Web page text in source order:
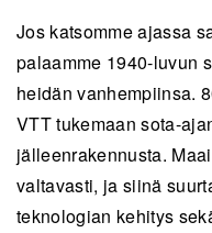
Jos katsomme ajassa
palaamme 1940-luvun
heidän vanhempiinsa.
VTT tukemaan sota-
jälleenrakennusta.
valtavasti, ja siinä
teknologian kehitys